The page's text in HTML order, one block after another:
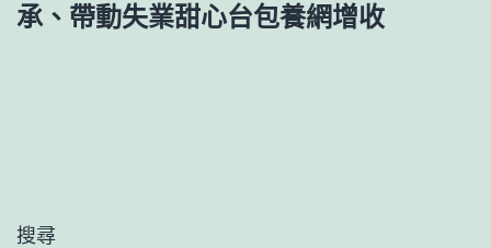
承、帶動失業甜心台包養網增收
搜尋